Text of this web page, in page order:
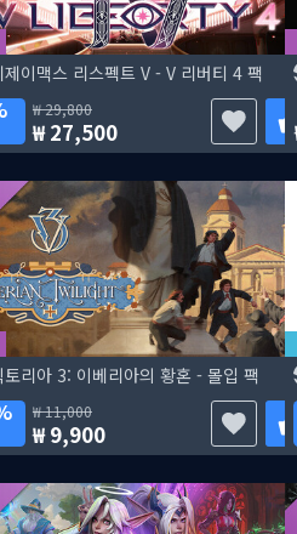
제이맥스 리스펙트 V - V 리버티 4 팩
29,800
27,500
토리아 3: 이베리아의 황혼 - 몰입 팩
11,000
9,900